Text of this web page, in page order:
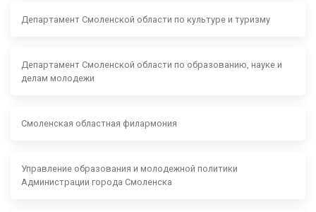
Департамент Смоленской области по культуре и туризму
Департамент Смоленской области по образованию, науке и
делам молодежи
Смоленская областная филармония
Управление образования и молодежной политики
Администрации города Смоленска